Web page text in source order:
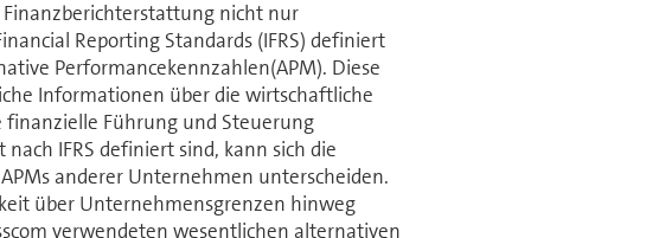
nicht nur
Reporting Standards (IFRS) definiert
Performancekennzahlen(APM). Diese
Informationen über die wirtschaftliche
finanzielle Führung und Steuerung
IFRS definiert sind, kann sich die
anderer Unternehmen unterscheiden.
über Unternehmensgrenzen hinweg
verwendeten wesentlichen alternativen